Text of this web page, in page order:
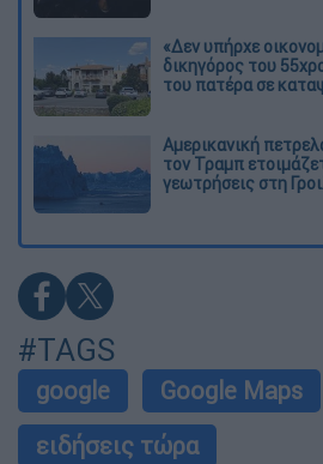
«Δεν υπήρχε
δικηγόρος του
του πατέρα σε
Αμερικανική
τον Τραμπ
γεωτρήσεις στη
#TAGS
google Google Maps
ειδήσεις τώρα